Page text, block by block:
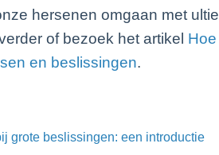
hersenen omgaan met
of bezoek het artikel
en beslissingen.
grote beslissingen: een introductie